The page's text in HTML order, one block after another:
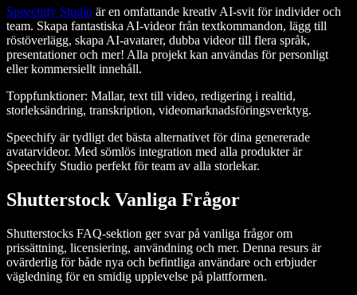
Speechify Studio är en omfattande kreativ AI-svit för individer och
team. Skapa fantastiska AI-videor från textkommandon, lägg till
röstöverlägg, skapa AI-avatarer, dubba videor till flera språk,
presentationer och mer! Alla projekt kan användas för personligt
eller kommersiellt innehåll.
Toppfunktioner: Mallar, text till video, redigering i realtid,
storleksändring, transkription, videomarknadsföringsverktyg.
Speechify är tydligt det bästa alternativet för dina genererade
avatarvideor. Med sömlös integration med alla produkter är
Speechify Studio perfekt för team av alla storlekar.
Shutterstock Vanliga Frågor
Shutterstocks FAQ-sektion ger svar på vanliga frågor om
prissättning, licensiering, användning och mer. Denna resurs är
ovärderlig för både nya och befintliga användare och erbjuder
vägledning för en smidig upplevelse på plattformen.